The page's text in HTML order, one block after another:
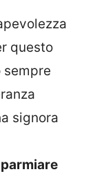
questo
sempre
signora